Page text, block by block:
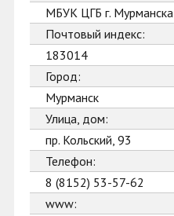
МБУК ЦГБ г. Мурманска
Почтовый индекс:
183014
Город:
Мурманск
Улица, дом:
пр. Кольский, 93
Телефон:
8 (8152) 53-57-62
www: